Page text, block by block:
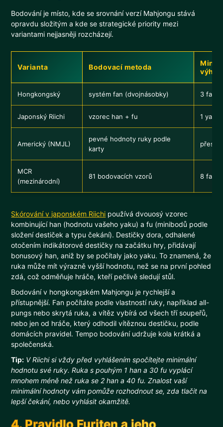
Bodování je místo, kde se srovnání verzí Mahjongu stává
opravdu složitým a kde se strategické priority mezi
variantami nejjasněji rozcházejí.
Varianta Bodovací metoda
výhru
Hongkongský systém fan (dvojnásobky) 3 fan
Japonský Riichi vzorec han + fu 1 yaku
Americký (NMJL)
pevné hodnoty ruky podle
karty
MCR
(mezinárodní)
81 bodovacích vzorů 8 fan
Skórování v japonském Riichi používá dvouosý vzorec
kombinující han (hodnotu vašeho yaku) a fu (minibodů podle
složení destiček a typu čekání). Destičky dora, odhalené
otočením indikátorové destičky na začátku hry, přidávají
bonusový han, aniž by se počítaly jako yaku. To znamená, že
ruka může mít výrazně vyšší hodnotu, než se na první pohled
zdá, což odměňuje hráče, kteří pečlivě sledují stůl.
Bodování v hongkongském Mahjongu je rychlejší a
přístupnější. Fan počítáte podle vlastností ruky, například all-
pungs nebo skrytá ruka, a vítěz vybírá od všech tří soupeřů,
nebo jen od hráče, který odhodil vítěznou destičku, podle
domácích pravidel. Tempo bodování udržuje kola krátká a
společenská.
Tip: V Riichi si vždy před vyhlášením spočítejte minimální
hodnotu své ruky. Ruka s pouhým 1 han a 30 fu vyplácí
mnohem méně než ruka se 2 han a 40 fu. Znalost vaší
minimální hodnoty vám pomůže rozhodnout se, zda tlačit na
lepší čekání, nebo vyhlásit okamžitě.